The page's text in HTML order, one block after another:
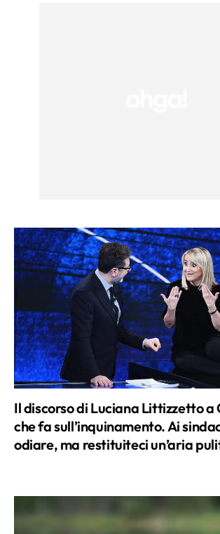
Il discorso di Luciana Littizzetto a
che fa sull’inquinamento. Ai
odiare, ma restituiteci un’aria